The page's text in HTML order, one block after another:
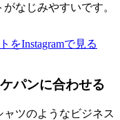
なじみやすいです。
をInstagramで見る
パンに合わせる
ツのようなビジネス